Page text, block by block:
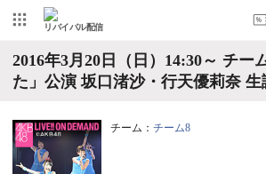
リバイバル配信
2016年3月20日（日）14:30～ チー
た」公演 坂口渚沙・行天優莉奈 生
チーム： チーム8